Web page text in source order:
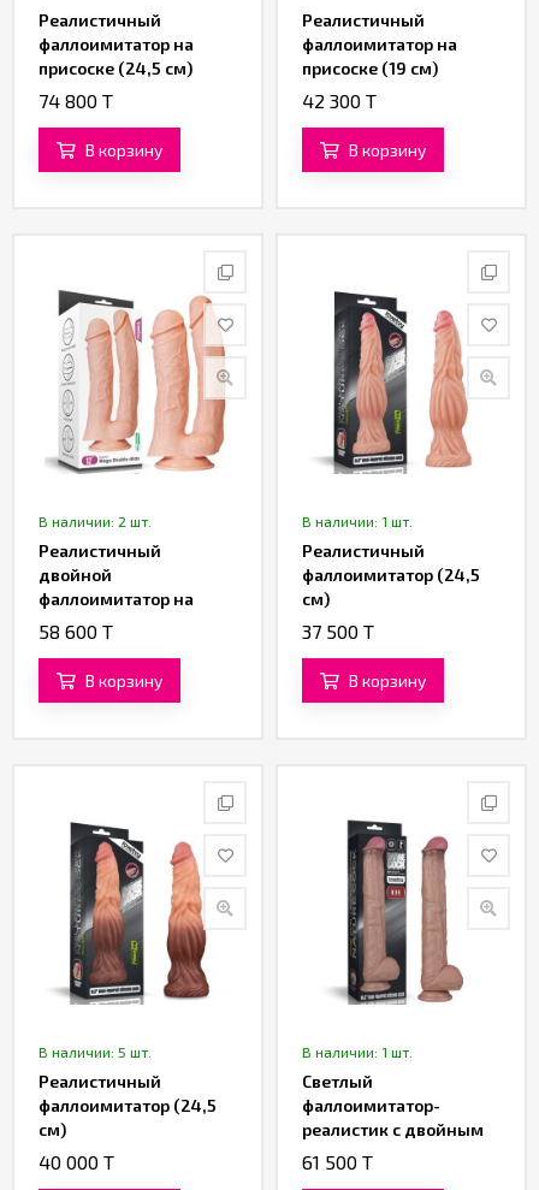
Реалистичный
фаллоимитатор на
присоске (24,5 см)
74 800 T
В корзину
Реалистичный
фаллоимитатор на
присоске (19 см)
42 300 T
В корзину
В наличии: 2 шт.
Реалистичный
двойной
фаллоимитатор на
присоске (28 см)
58 600 T
В корзину
В наличии: 1 шт.
Реалистичный
фаллоимитатор (24,5
см)
37 500 T
В корзину
В наличии: 5 шт.
Реалистичный
фаллоимитатор (24,5
см)
40 000 T
В наличии: 1 шт.
Светлый
фаллоимитатор-
реалистик с двойным
покрытием «14.5'' Dual
61 500 T